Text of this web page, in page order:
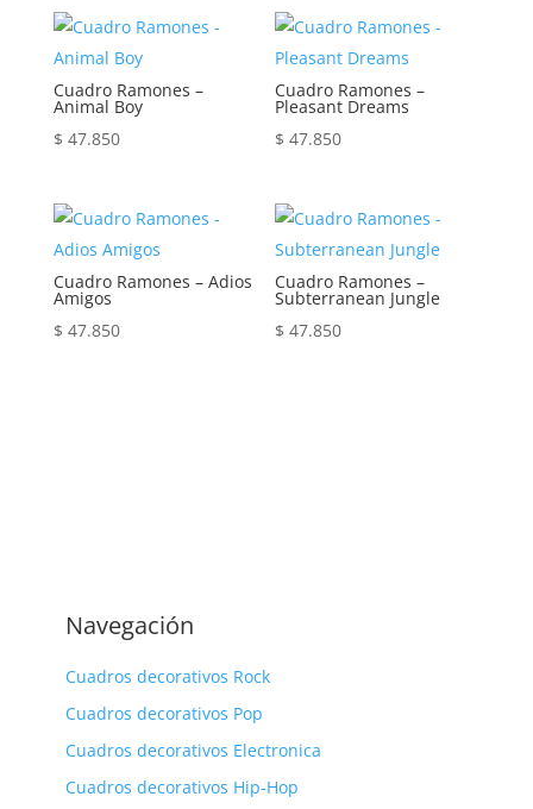
Cuadro Ramones –
Animal Boy
$ 47.850
Cuadro Ramones –
Pleasant Dreams
$ 47.850
Cuadro Ramones – Adios
Amigos
$ 47.850
Cuadro Ramones –
Subterranean Jungle
$ 47.850
Navegación
Cuadros decorativos Rock
Cuadros decorativos Pop
Cuadros decorativos Electronica
Cuadros decorativos Hip-Hop